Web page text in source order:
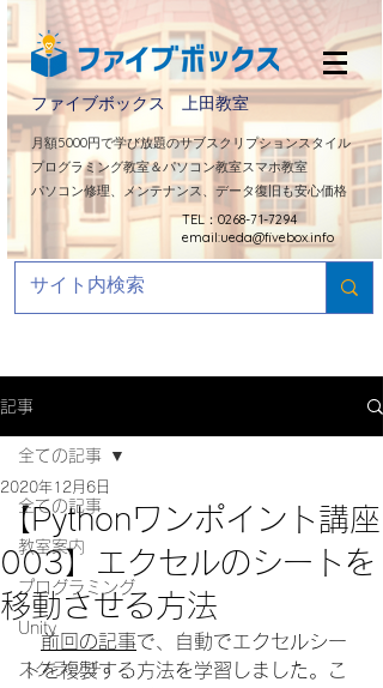
ファイブボックス 上田教室
​月額5000円で学び放題のサブスクリプションスタイル
プログラミング教室＆パソコン教室スマホ教室
パソコン修理、メンテナンス、データ復旧も安心価格
TEL：0268-71-7294
email:ueda@fivebox.info
記事
全ての記事
教室案内
プログラミング
Unity
スクラッチ
全ての記事
【Pythonワンポイント講座
003】エクセルのシートを
移動させる方法
2020年12月6日
前回の記事で、自動でエクセルシー
トを複製する方法を学習しました。こ